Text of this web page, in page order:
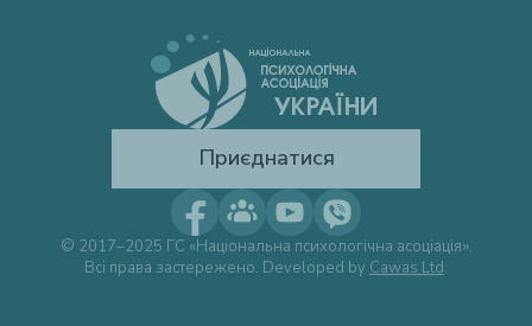
Приєднатися
© 2017–2025 ГС «Національна психологічна асоціація».
Всі права застережено. Developed by Cawas Ltd.